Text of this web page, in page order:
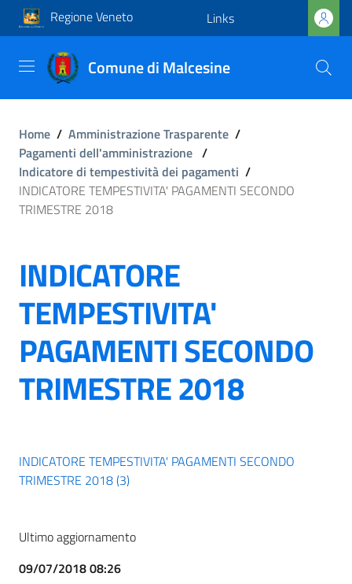
Regione Veneto Links
Comune di Malcesine
Home / Amministrazione Trasparente /
Pagamenti dell'amministrazione /
Indicatore di tempestività dei pagamenti /
INDICATORE TEMPESTIVITA' PAGAMENTI SECONDO
TRIMESTRE 2018
INDICATORE
TEMPESTIVITA'
PAGAMENTI SECONDO
TRIMESTRE 2018
INDICATORE TEMPESTIVITA' PAGAMENTI SECONDO
TRIMESTRE 2018 (3)
Ultimo aggiornamento
09/07/2018 08:26